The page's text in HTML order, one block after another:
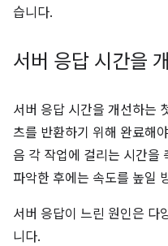
습니다.
서버 응답 시간을
서버 응답 시간을 개선하는
츠를 반환하기 위해 완료해
음 각 작업에 걸리는 시간을
파악한 후에는 속도를 높일
서버 응답이 느린 원인은 다
니다.